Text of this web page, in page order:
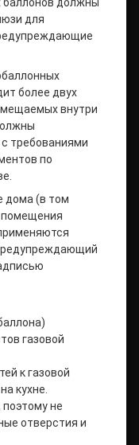
баллонов должны
для
более двух
внутри
требованиями
по
дома (в том
помещения
газовой
к газовой
кухне.
не
отверстия и